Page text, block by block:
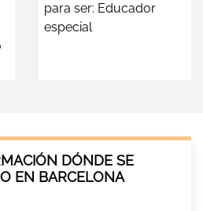
para ser: Educador
especial
DÓNDE SE
EN BARCELONA